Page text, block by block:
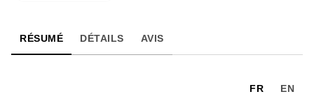
RÉSUMÉ DÉTAILS AVIS
FR EN